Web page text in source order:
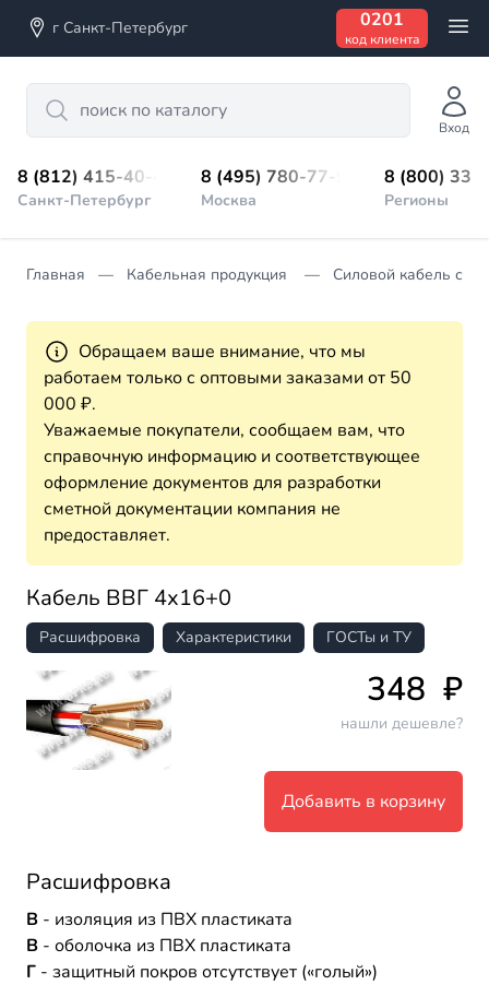
г Санкт-Петербург 0201
код клиента
Search
Вход
8 (812) 415-40-45
Санкт-Петербург
8 (495) 780-77-98
Москва
8 (800)
Регионы
Главная Кабельная продукция Силовой кабель с
Обращаем ваше внимание, что мы
работаем только с оптовыми заказами от 50
000 ₽.
Уважаемые покупатели, сообщаем вам, что
справочную информацию и соответствующее
оформление документов для разработки
сметной документации компания не
предоставляет.
Кабель ВВГ 4х16+0
Расшифровка Характеристики ГОСТы и ТУ
348 ₽
нашли дешевле?
Добавить в корзину
Расшифровка
В - изоляция из ПВХ пластиката
В - оболочка из ПВХ пластиката
Г - защитный покров отсутствует («голый»)